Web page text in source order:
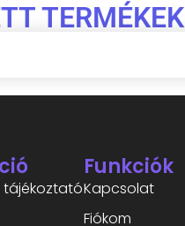
TERMÉKEK
tájékoztató
Funkciók
Kapcsolat
Fiókom